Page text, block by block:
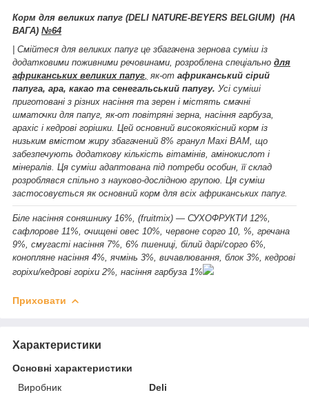
Корм для великих папуг (DELI NATURE-BEYERS BELGIUM) (НА
ВАГА) №64
| Смійтеся для великих папуг це збагачена зернова суміш із
додатковими поживними речовинами, розроблена спеціально для
африканських великих папуг як-от африканський сірий
папуга, ара, какао та сенегальський папугу. Усі суміші
приготовані з різних насіння та зерен і містять смачні
шматочки для папуг, як-от повітряні зерна, насіння гарбуза,
арахіс і кедрові горішки. Цей основний високоякісний корм із
низьким вмістом жиру збагачений 8% гранул Maxi BAM, що
забезпечують додаткову кількість вітамінів, амінокислот і
мінералів. Ця суміш адаптована під потреби особин, її склад
розроблявся спільно з науково-дослідною групою. Ця суміш
застосовується як основний корм для всіх африканських папуг.
Біле насіння соняшнику 16%, (fruitmix) — СУХОФРУКТИ 12%,
сафлорове 11%, очищені овес 10%, червоне сорго 10, %, гречана
9%, смугасті насіння 7%, 6% пшениці, білий дарі/сорго 6%,
конопляне насіння 4%, ячмінь 3%, вичавлювання, блок 3%, кедрові
горіхи/кедрові горіхи 2%, насіння гарбуза 1%
Приховати
Характеристики
Основні характеристики
Виробник
Deli